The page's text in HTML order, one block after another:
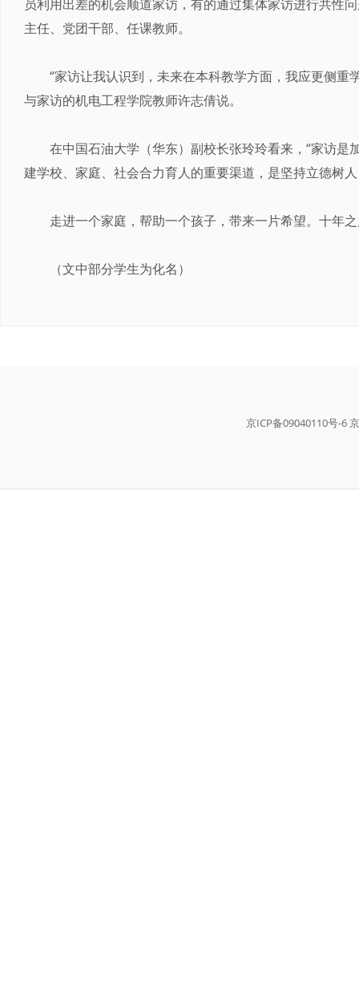
员利用出差的机会顺道家访，有的通过集体家访进行共性
主任、党团干部、任课教师。
“家访让我认识到，未来在本科教学方面，我应更侧
与家访的机电工程学院教师许志倩说。
在中国石油大学（华东）副校长张玲玲看来，“家访
建学校、家庭、社会合力育人的重要渠道，是坚持立德树
走进一个家庭，帮助一个孩子，带来一片希望。十年
（文中部分学生为化名）
京ICP备09040110号-6